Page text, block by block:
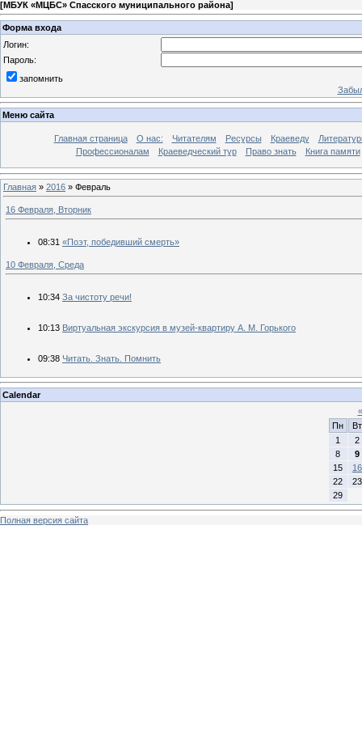
[МБУК «МЦБС» Спасского муниципального района]
Форма входа
Логин:
Пароль:
запомнить
Меню сайта
Главная страница О нас: Читателям Ресурсы Краеведу
Профессионалам
Краеведческий тур Право знать Книга памяти
Главная » 2016 » Февраль
16 Февраля, Вторник
08:31 «Поэт, победивший смерть»
10 Февраля, Среда
10:34 За чистоту речи!
10:13 Виртуальная экскурсия в музей-квартиру А. М. Горького
09:38 Читать. Знать. Помнить
Calendar
«
Пн
Вт
1
2
8
9
15
16
22
23
29
Полная версия сайта